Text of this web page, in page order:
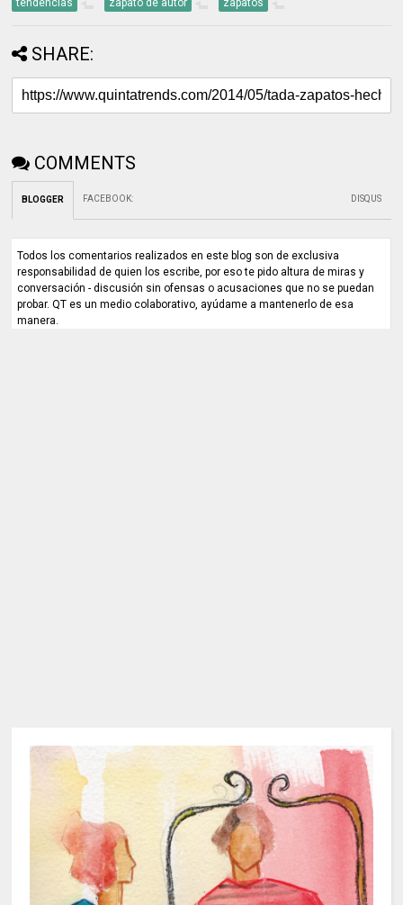
tendencias zapato de autor zapatos
SHARE:
COMMENTS
BLOGGER FACEBOOK: DISQUS
Todos los comentarios realizados en este blog son de exclusiva
responsabilidad de quien los escribe, por eso te pido altura de miras y
conversación - discusión sin ofensas o acusaciones que no se puedan
probar. QT es un medio colaborativo, ayúdame a mantenerlo de esa
manera.